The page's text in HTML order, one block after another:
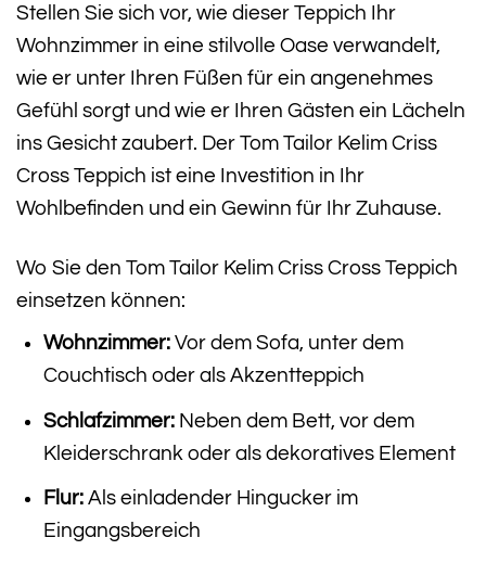
Stellen Sie sich vor, wie dieser Teppich Ihr
Wohnzimmer in eine stilvolle Oase verwandelt,
wie er unter Ihren Füßen für ein angenehmes
Gefühl sorgt und wie er Ihren Gästen ein Lächeln
ins Gesicht zaubert. Der Tom Tailor Kelim Criss
Cross Teppich ist eine Investition in Ihr
Wohlbefinden und ein Gewinn für Ihr Zuhause.
Wo Sie den Tom Tailor Kelim Criss Cross Teppich
einsetzen können:
Wohnzimmer:Vor dem Sofa, unter dem
Couchtisch oder als Akzentteppich
Schlafzimmer:Neben dem Bett, vor dem
Kleiderschrank oder als dekoratives Element
Flur:Als einladender Hingucker im
Eingangsbereich